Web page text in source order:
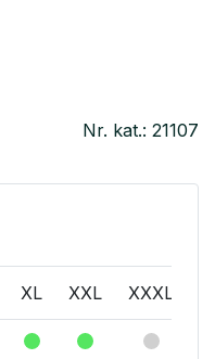
Nr. kat.: 21107
XL XXL XXXL